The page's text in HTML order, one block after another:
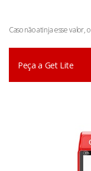
Caso não atinja esse valor,
Peça a Get Lite